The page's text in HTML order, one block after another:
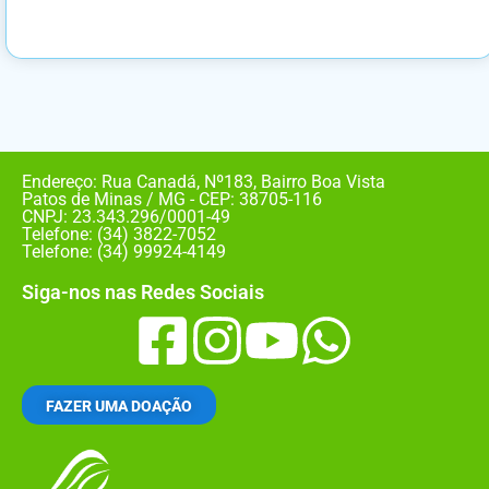
Endereço: Rua Canadá, Nº183, Bairro Boa Vista
Patos de Minas / MG - CEP: 38705-116
CNPJ: 23.343.296/0001-49
Telefone: (34) 3822-7052
Telefone: (34) 99924-4149
Siga-nos nas Redes Sociais
FAZER UMA DOAÇÃO